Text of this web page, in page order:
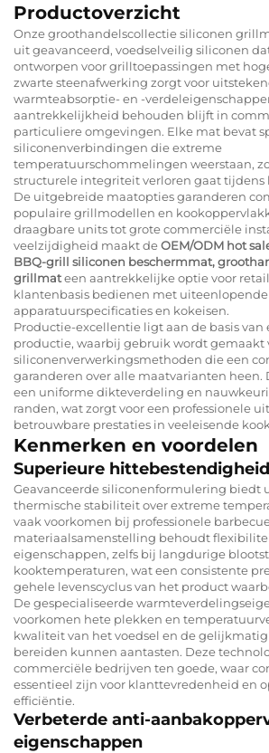
Productoverzicht
Onze groothandelscollectie siliconen
uit geavanceerd, voedselveilig siliconen
ontworpen voor grilltoepassingen met
zwarte steenafwerking zorgt voor
warmteabsorptie- en -
aantrekkelijkheid behouden blijft in
particuliere omgevingen. Elke mat bevat
siliconenverbindingen die extreme
temperatuurschommelingen weerstaan,
structurele integriteit verloren gaat
De uitgebreide maatopties garanderen
populaire grillmodellen en
draagbare units tot grote commerciële
veelzijdigheid maakt deOEM/ODM hot
BBQ-grill siliconen beschermmat,
grillmateen aantrekkelijke optie voor
klantenbasis bedienen met uiteenlopende
apparatuurspecificaties en kokeisen.
Productie-excellentie ligt aan de basis van
productie, waarbij gebruik wordt gemaakt
siliconenverwerkingsmethoden die een
garanderen over alle maatvarianten heen.
een uniforme dikteverdeling en
randen, wat zorgt voor een professionele
betrouwbare prestaties in veeleisende
Kenmerken en voordelen
Superieure
Geavanceerde siliconenformulering biedt
thermische stabiliteit over extreme
vaak voorkomen bij professionele
materiaalsamenstelling behoudt
eigenschappen, zelfs bij langdurige
kooktemperaturen, wat een consistente
gehele levenscyclus van het product
De gespecialiseerde
voorkomen hete plekken en
kwaliteit van het voedsel en de
bereiden kunnen aantasten. Deze
commerciële bedrijven ten goede, waar
essentieel zijn voor klanttevredenheid en
efficiëntie.
Verbeterde anti-
eigenschappen